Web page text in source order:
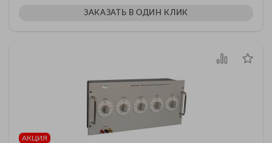
ЗАКАЗАТЬ В ОДИН КЛИК
АКЦИЯ